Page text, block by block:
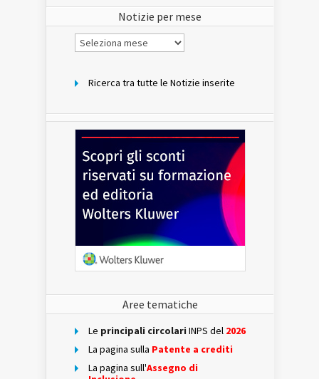
Notizie per mese
Notizie
per
Ricerca tra tutte le Notizie inserite
Aree tematiche
Le principali circolari INPS del 2026
La pagina sulla Patente a crediti
La pagina sull'Assegno di